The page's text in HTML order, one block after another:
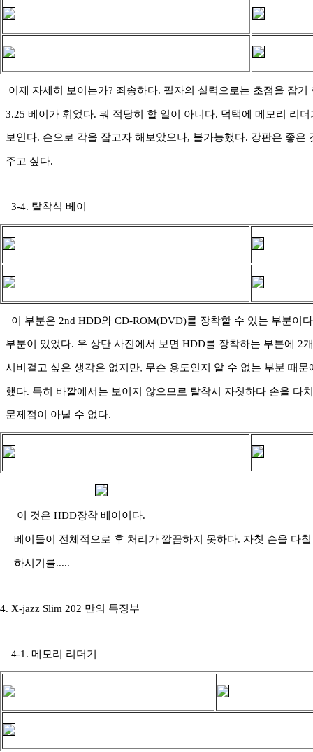
이제 자세히 보이는가? 죄송하다. 필자의 실력으로는 초점을 잡기
3.25 베이가 휘었다. 뭐 적당히 할 일이 아니다. 덕택에 메모리 리
보인다. 손으로 각을 잡고자 해보았으나, 불가능했다. 강판은 좋은
주고 싶다.
3-4. 탈착식 베이
이 부분은 2nd HDD와 CD-ROM(DVD)를 장착할 수 있는 부분이
부분이 있었다. 우 상단 사진에서 보면 HDD를 장착하는 부분에 2
시비걸고 싶은 생각은 없지만, 무슨 용도인지 알 수 없는 부분 때
했다. 특히 바깥에서는 보이지 않으므로 탈착시 자칫하다 손을 다
문제점이 아닐 수 없다.
이 것은 HDD장착 베이이다.
베이들이 전체적으로 후 처리가 깔끔하지 못하다. 자칫 손을 다
하시기를.....
4. X-jazz Slim 202 만의 특징부
4-1. 메모리 리더기